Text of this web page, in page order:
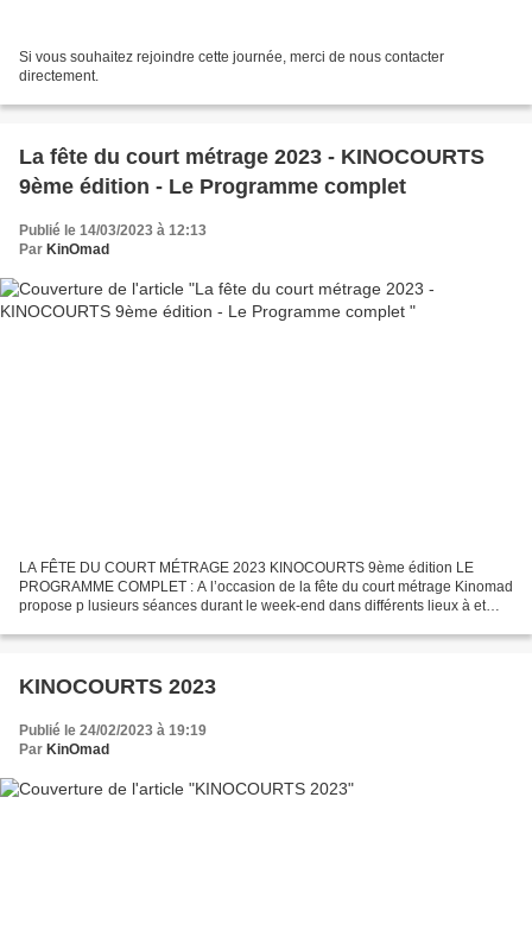
Si vous souhaitez rejoindre cette journée, merci de nous contacter
directement.
La fête du court métrage 2023 - KINOCOURTS
9ème édition - Le Programme complet
Publié le 14/03/2023 à 12:13
Par KinOmad
LA FÊTE DU COURT MÉTRAGE 2023 KINOCOURTS 9ème édition LE
PROGRAMME COMPLET : A l’occasion de la fête du court métrage Kinomad
propose p lusieurs séances durant le week-end dans différents lieux à et
KINOCOURTS 2023
Publié le 24/02/2023 à 19:19
Par KinOmad